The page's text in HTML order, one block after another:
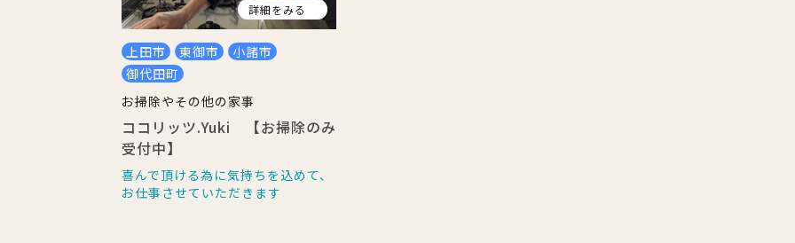
詳細をみる
上田市 東御市
小諸市
御代田町
お掃除やその他の家事
ココリッツ.Yuki 【お掃除のみ
受付中】
喜んで頂ける為に気持ちを込めて、
お仕事させていただきます